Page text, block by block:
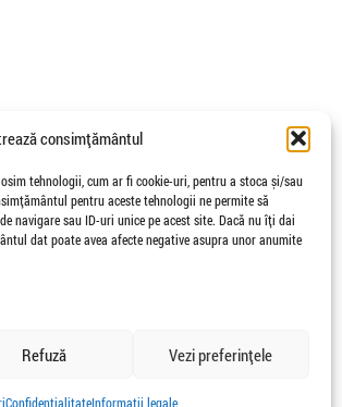
consimțământul
tehnologii, cum ar fi cookie-uri, pentru a stoca și/sau
pentru aceste tehnologii ne permite să
navigare sau ID-uri unice pe acest site. Dacă nu îți dai
dat poate avea afecte negative asupra unor anumite
Refuză Vezi preferințele
ConfidențialitateInformații legale